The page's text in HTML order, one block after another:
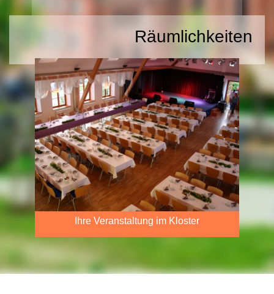
Räumlichkeiten
Ihre Veranstaltung im Kloster